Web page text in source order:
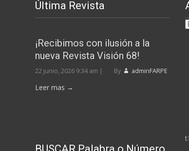
Última Revista
¡Recibimos con ilusión a la
nueva Revista Visión 68!
22 junio, 2026 9:34 am | By adminFARPE
Leer mas →